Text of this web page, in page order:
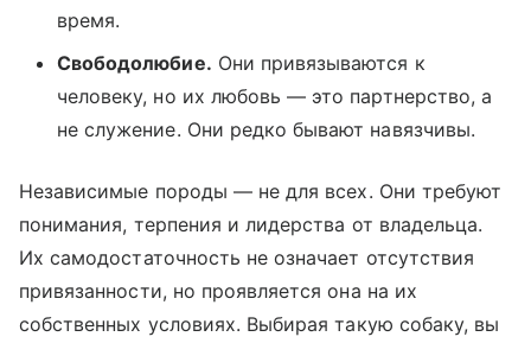
время.
Свободолюбие. Они привязываются к
человеку, но их любовь — это партнерство, а
не служение. Они редко бывают навязчивы.
Независимые породы — не для всех. Они требуют
понимания, терпения и лидерства от владельца.
Их самодостаточность не означает отсутствия
привязанности, но проявляется она на их
собственных условиях. Выбирая такую собаку, вы